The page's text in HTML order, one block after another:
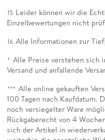
15 Leider können wir die
Einzelbewertungen nicht
16 Alle Informationen zur
* Alle Preise verstehen sich
Versand und anfallende
*** Alle online gekauften
100 Tagen nach Kaufdatum.
noch versiegelter Ware
Rückgaberecht von 4
sich der Artikel in